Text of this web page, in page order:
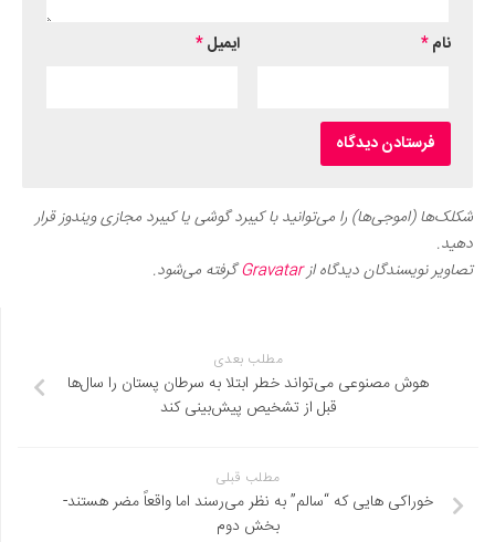
نام* ایمیل*
شکلک‌ها (اموجی‌ها) را می‌توانید با کیبرد گوشی یا کیبرد مجازی ویندوز قرار
دهید.
تصاویر نویسندگان دیدگاه ازGravatarگرفته می‌شود.
مطلب بعدی
هوش مصنوعی می‌تواند خطر ابتلا به سرطان پستان را سال‌ها
قبل از تشخیص پیش‌بینی کند
مطلب قبلی
خوراکی‌ هایی که “سالم” به نظر می‌رسند اما واقعاً مضر هستند-
بخش دوم